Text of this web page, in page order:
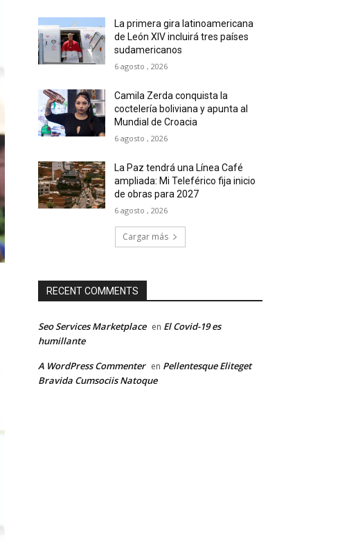
La primera gira latinoamericana
de León XIV incluirá tres países
sudamericanos
6 agosto , 2026
Camila Zerda conquista la
coctelería boliviana y apunta al
Mundial de Croacia
6 agosto , 2026
La Paz tendrá una Línea Café
ampliada: Mi Teleférico fija inicio
de obras para 2027
6 agosto , 2026
Cargar más
RECENT COMMENTS
Seo Services Marketplace en El Covid-19 es
humillante
A WordPress Commenter en Pellentesque Eliteget
Bravida Cumsociis Natoque